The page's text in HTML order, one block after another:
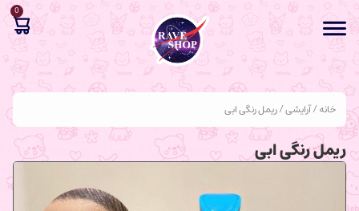
0
خانه/آرایشی/ ریمل رنگی ابی
ریمل رنگی ابی